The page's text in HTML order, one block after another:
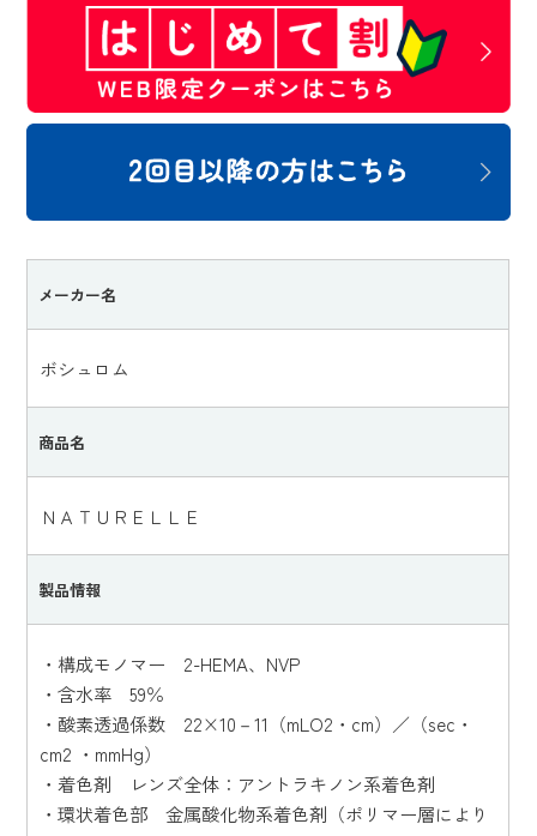
メーカー名
ボシュロム
商品名
ＮＡＴＵＲＥＬＬＥ
製品情報
・構成モノマー 2-HEMA、NVP
・含水率 59％
・酸素透過係数 22×10－11（mLO2・cm）／（sec・
cm2 ・mmHg）
・着色剤 レンズ全体：アントラキノン系着色剤
・環状着色部 金属酸化物系着色剤（ポリマー層により